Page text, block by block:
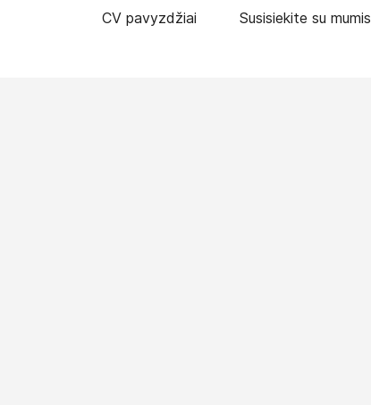
CV pavyzdžiai Susisiekite su mumis